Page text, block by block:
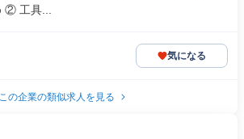
② 工具...
気になる
この企業の類似求人を見る